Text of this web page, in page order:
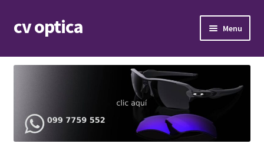
Skip
to
Skip
to
cv optica Menu
Armazones de lentes
child
menu
Expand
Repuestos
menu